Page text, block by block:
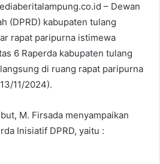
– Dewan
(DPRD) kabupaten tulang
rapat paripurna istimewa
6 Raperda kabupaten tulang
di ruang rapat paripurna
11/2024).
M. Firsada menyampaikan
Inisiatif DPRD, yaitu :